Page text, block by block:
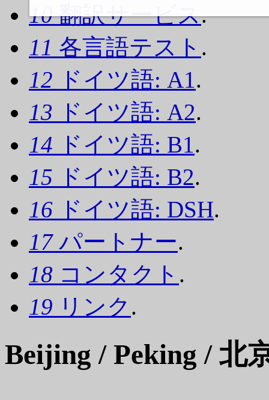
10翻訳サービス.
11 各言語テスト .
12 ドイツ語: A1.
13
ドイツ語: A2.
14 ドイツ語: B1.
15 ドイツ語: B2.
16 ドイツ語: DSH.
17 パートナー.
18 コンタクト .
19 リンク .
Beijing / Peking / 北